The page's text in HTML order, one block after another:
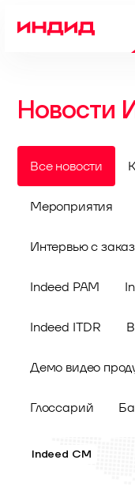
Новости
Все новости
Мероприятия
Интервью с
Indeed PAM
Indeed ITDR
Демо видео
Глоссарий
Indeed CM